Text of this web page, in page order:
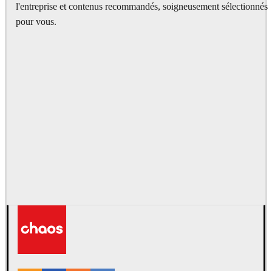
l'entreprise et contenus recommandés, soigneusement sélectionnés
pour vous.